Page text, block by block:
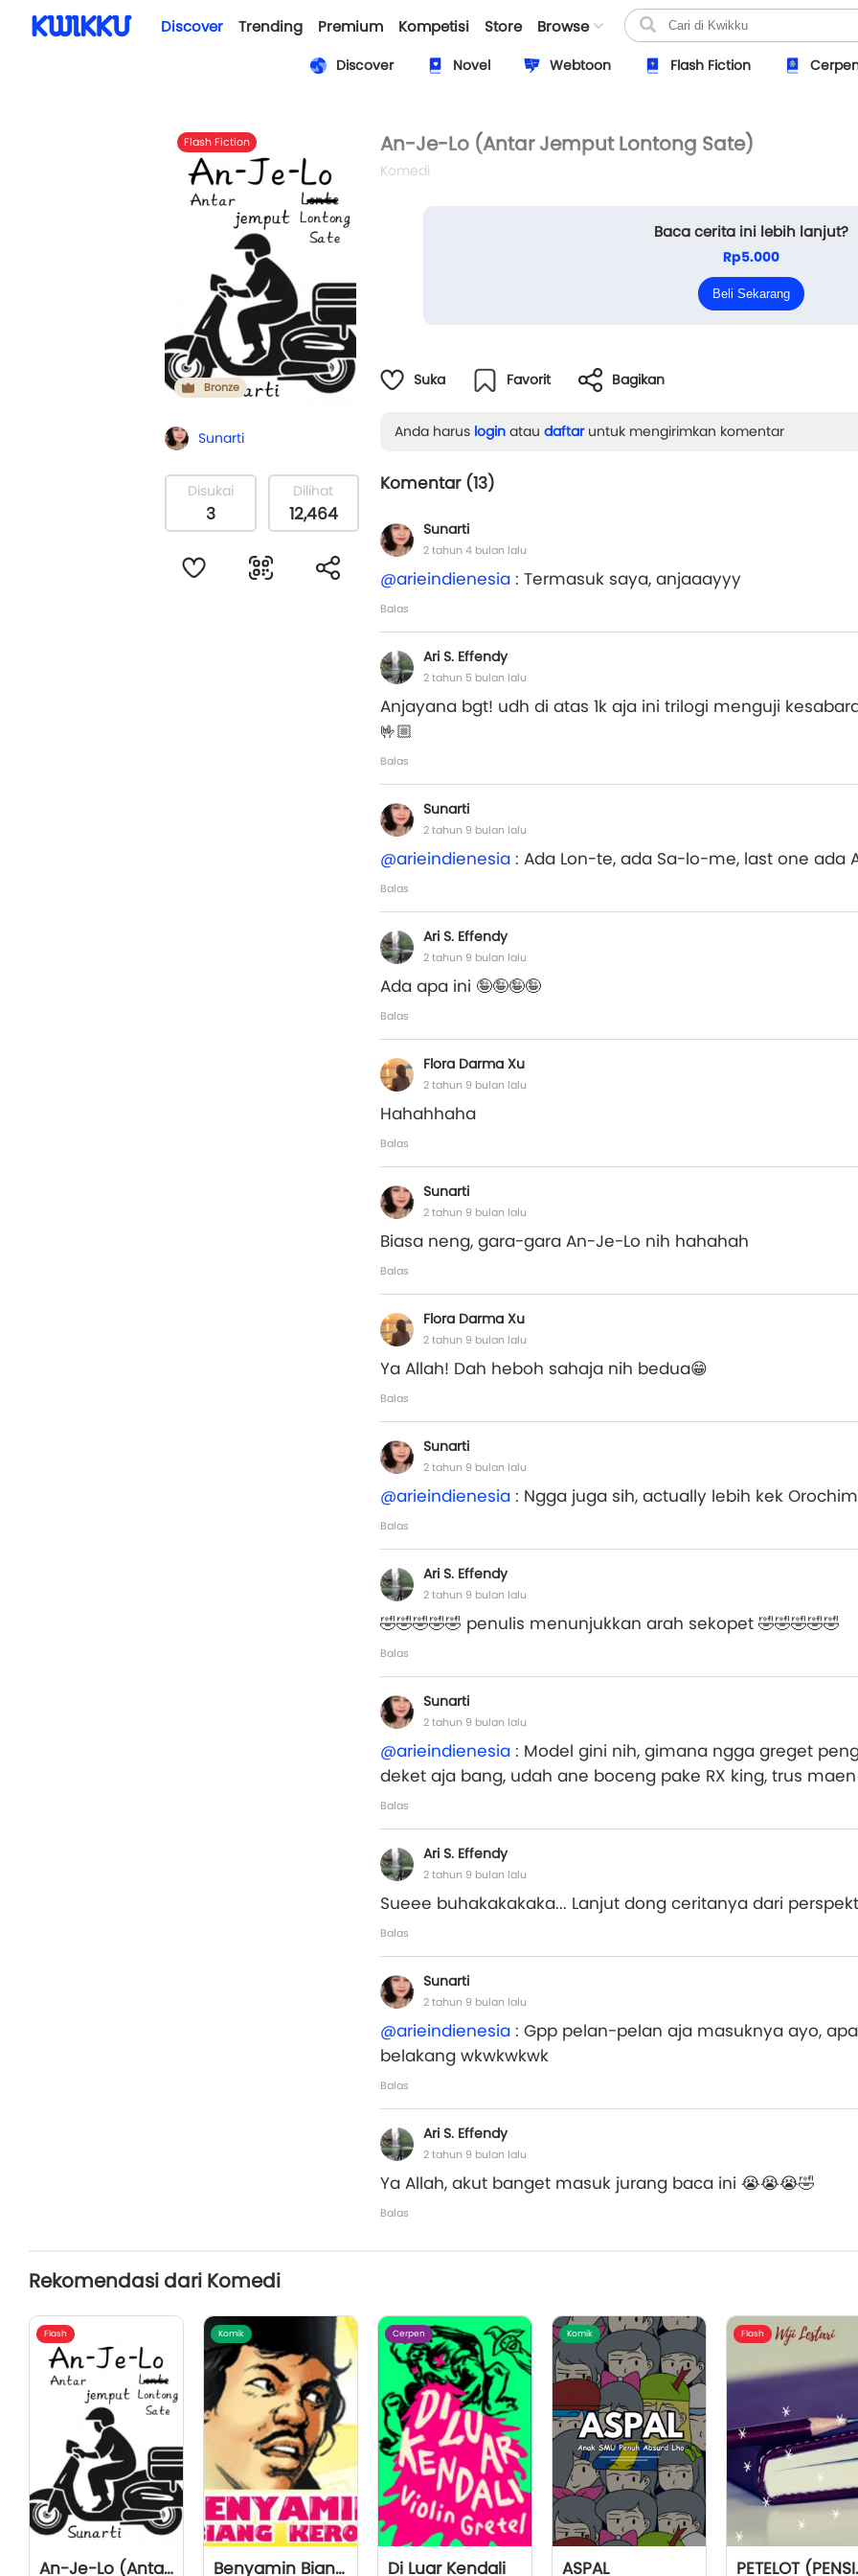
Discover Trending Premium Kompetisi Store Browse
Discover Novel Webtoon Flash Fiction
Flash Fiction
Bronze
Sunarti
Disukai
3
Dilihat
12,464
An-Je-Lo (Antar Jemput Lontong Sate)
Komedi
Halo. Namaku Ari, mereka sering memanggilku dengan
siang malam tunggu panggilan. Karena Aku adalah seorang
Ya, aku dengan setia menunggu panggilan dari para
Baca cerita ini lebih lanjut?
Rp5.000
Beli Sekarang
Suka Favorit Bagikan
Anda harus login atau daftaruntuk mengirimkan komentar
Komentar (13)
Sunarti
2 tahun 4 bulan lalu
@arieindienesia : Termasuk saya, anjaaayyy
Balas
Ari S. Effendy
2 tahun 5 bulan lalu
Anjayana bgt! udh di atas 1k aja ini trilogi menguji
🤟🏼
Balas
Sunarti
2 tahun 9 bulan lalu
@arieindienesia : Ada Lon-te, ada Sa-lo-me, last one ada
Balas
Ari S. Effendy
2 tahun 9 bulan lalu
Ada apa ini 🤪🤪🤪🤪
Balas
Flora Darma Xu
2 tahun 9 bulan lalu
Hahahhaha
Balas
Sunarti
2 tahun 9 bulan lalu
Biasa neng, gara-gara An-Je-Lo nih hahahah
Balas
Flora Darma Xu
2 tahun 9 bulan lalu
Ya Allah! Dah heboh sahaja nih bedua😁
Balas
Sunarti
2 tahun 9 bulan lalu
@arieindienesia : Ngga juga sih, actually lebih kek
Balas
Ari S. Effendy
2 tahun 9 bulan lalu
🤣🤣🤣🤣🤣 penulis menunjukkan arah sekopet 🤣🤣🤣🤣🤣
Balas
Sunarti
2 tahun 9 bulan lalu
@arieindienesia : Model gini nih, gimana ngga greget
deket aja bang, udah ane boceng pake RX king, trus
Balas
Ari S. Effendy
2 tahun 9 bulan lalu
Sueee buhakakakaka... Lanjut dong ceritanya dari
Balas
Sunarti
2 tahun 9 bulan lalu
@arieindienesia : Gpp pelan-pelan aja masuknya ayo,
belakang wkwkwkwk
Balas
Ari S. Effendy
2 tahun 9 bulan lalu
Ya Allah, akut banget masuk jurang baca ini 😭😭😭🤣
Balas
Rekomendasi dari Komedi
Flash
An-Je-Lo (Antar Jemput Lontong Sate)
Komik
Benyamin Biang Kerok
Cerpen
Di Luar Kendali
Komik
ASPAL
Flash